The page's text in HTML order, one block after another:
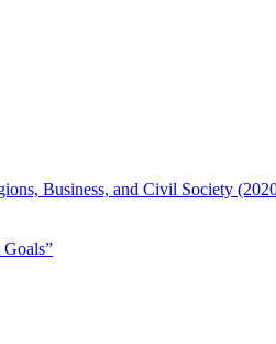
Business, and Civil Society